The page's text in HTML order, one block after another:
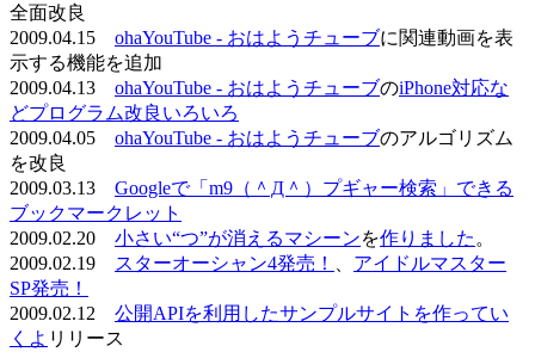
全面改良
2009.04.15 ohaYouTube - おはようチューブに関連動画を表
示する機能を追加
2009.04.13 ohaYouTube - おはようチューブのiPhone対応な
どプログラム改良いろいろ
2009.04.05 ohaYouTube - おはようチューブのアルゴリズム
を改良
2009.03.13 Googleで「m9（＾Д＾）プギャー検索」できる
ブックマークレット
2009.02.20 小さい“つ”が消えるマシーンを作りました 。
2009.02.19
スターオーシャン4発売！
アイドルマスター
SP発売！
2009.02.12 公開APIを利用したサンプルサイトを作ってい
くよ リリース